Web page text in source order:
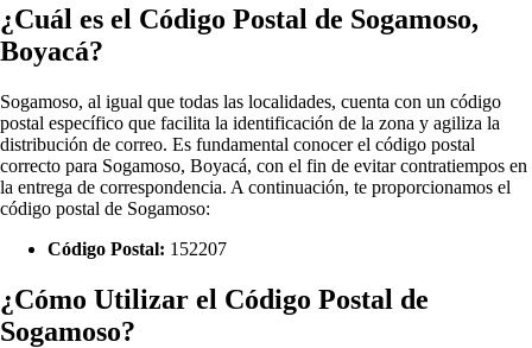
¿Cuál es el Código Postal de Sogamoso,
Boyacá?
Sogamoso, al igual que todas las localidades, cuenta con un código
postal específico que facilita la identificación de la zona y agiliza la
distribución de correo. Es fundamental conocer el código postal
correcto para Sogamoso, Boyacá, con el fin de evitar contratiempos en
la entrega de correspondencia. A continuación, te proporcionamos el
código postal de Sogamoso:
Código Postal: 152207
¿Cómo Utilizar el Código Postal de
Sogamoso?